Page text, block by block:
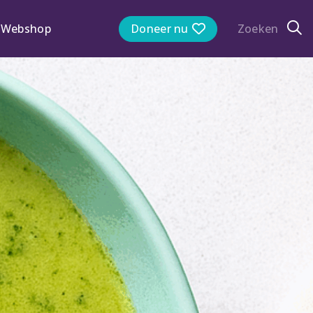
Webshop Doneer nu Zoeken